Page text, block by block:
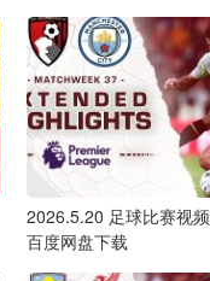
2026.5.20 足球比赛视
百度网盘下载